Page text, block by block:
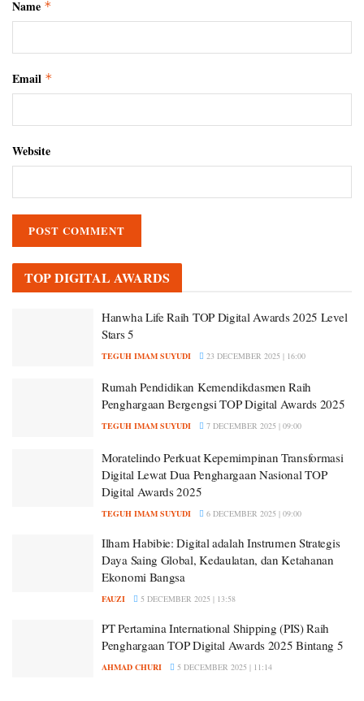
Name *
Email *
Website
TOP DIGITAL AWARDS
Hanwha Life Raih TOP Digital Awards 2025 Level
Stars 5
TEGUH IMAM SUYUDI 23 DECEMBER 2025 | 16:00
Rumah Pendidikan Kemendikdasmen Raih
Penghargaan Bergengsi TOP Digital Awards 2025
TEGUH IMAM SUYUDI 7 DECEMBER 2025 | 09:00
Moratelindo Perkuat Kepemimpinan Transformasi
Digital Lewat Dua Penghargaan Nasional TOP
Digital Awards 2025
TEGUH IMAM SUYUDI 6 DECEMBER 2025 | 09:00
Ilham Habibie: Digital adalah Instrumen Strategis
Daya Saing Global, Kedaulatan, dan Ketahanan
Ekonomi Bangsa
FAUZI 5 DECEMBER 2025 | 13:58
PT Pertamina International Shipping (PIS) Raih
Penghargaan TOP Digital Awards 2025 Bintang 5
AHMAD CHURI 5 DECEMBER 2025 | 11:14